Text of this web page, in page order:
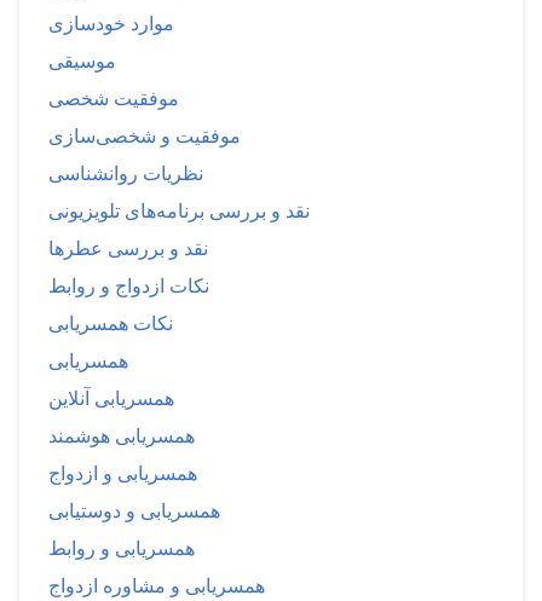
موارد خودسازی
موسیقی
موفقیت شخصی
موفقیت و شخصی‌سازی
نظریات روانشناسی
نقد و بررسی برنامه‌های تلویزیونی
نقد و بررسی عطرها
نکات ازدواج و روابط
نکات همسریابی
همسریابی
همسریابی آنلاین
همسریابی هوشمند
همسریابی و ازدواج
همسریابی و دوستیابی
همسریابی و روابط
همسریابی و مشاوره ازدواج